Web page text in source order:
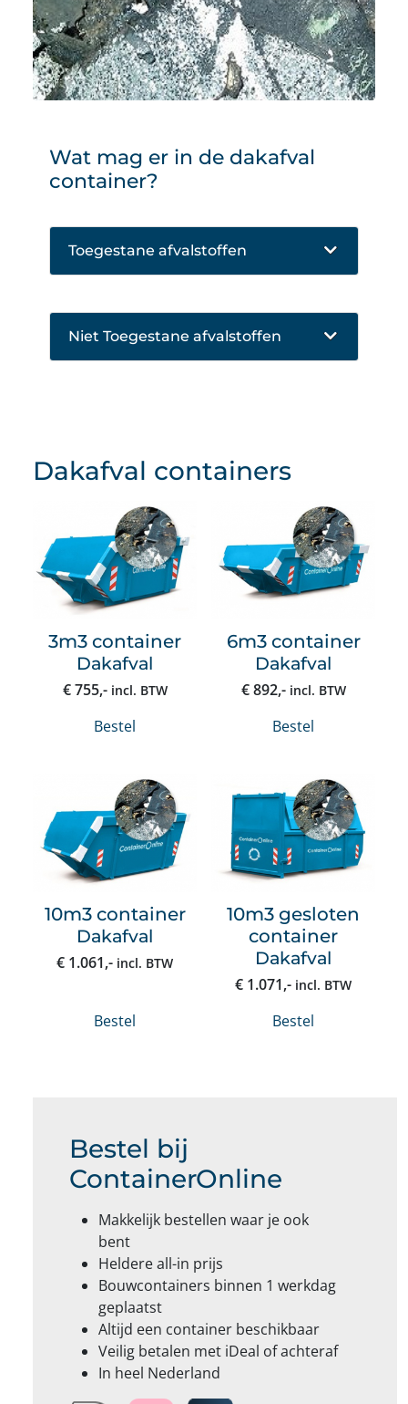
Wat mag er in de dakafval
container?
Toegestane afvalstoffen
Niet Toegestane afvalstoffen
Dakafval containers
3m3 container
Dakafval
€755,- incl. BTW
Bestel
6m3 container
Dakafval
€892,- incl. BTW
Bestel
10m3 container
Dakafval
€ 1.061,- incl. BTW
Bestel
10m3 gesloten
container
Dakafval
€ 1.071,- incl. BTW
Bestel
Bestel bij
ContainerOnline
Makkelijk bestellen waar je ook
bent
Heldere all-in prijs
Bouwcontainers binnen 1 werkdag
geplaatst
Altijd een container beschikbaar
Veilig betalen met iDeal of achteraf
In heel Nederland